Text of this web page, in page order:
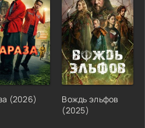
(2026)
Вождь эльфов
(2025)